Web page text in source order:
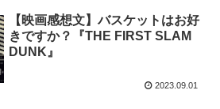
【映画感想文】バスケットはお好
きですか？『THE FIRST SLAM
DUNK』
2023.09.01